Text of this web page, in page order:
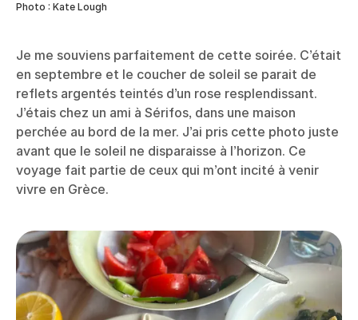
Photo : Kate Lough
Je me souviens parfaitement de cette soirée. C’était
en septembre et le coucher de soleil se parait de
reflets argentés teintés d’un rose resplendissant.
J’étais chez un ami à Sérifos, dans une maison
perchée au bord de la mer. J’ai pris cette photo juste
avant que le soleil ne disparaisse à l’horizon. Ce
voyage fait partie de ceux qui m’ont incité à venir
vivre en Grèce.